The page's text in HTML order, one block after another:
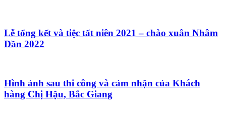
Lễ tổng kết và tiệc tất niên 2021 – chào xuân Nhâm
Dần 2022
Hình ảnh sau thi công và cảm nhận của Khách
hàng Chị Hậu, Bắc Giang